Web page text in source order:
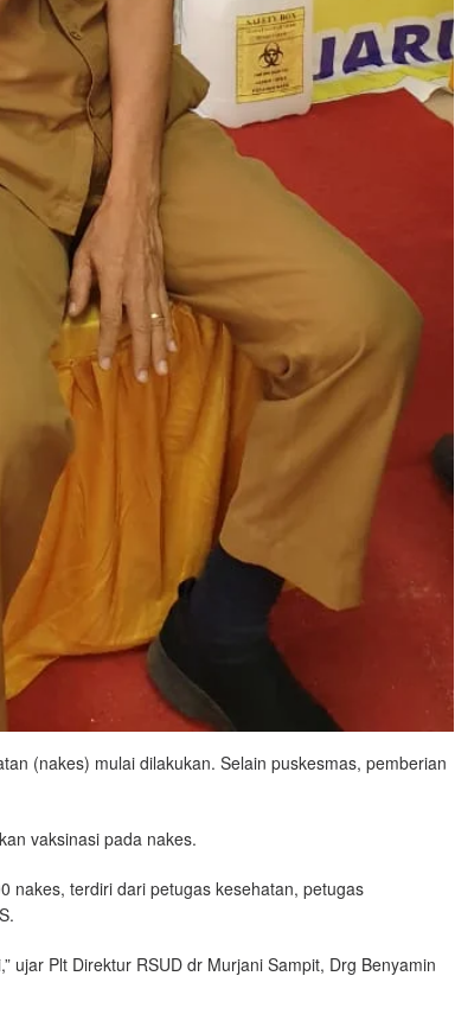
(nakes) mulai dilakukan. Selain puskesmas, pemberian
vaksinasi pada nakes.
nakes, terdiri dari petugas kesehatan, petugas
ujar Plt Direktur RSUD dr Murjani Sampit, Drg Benyamin